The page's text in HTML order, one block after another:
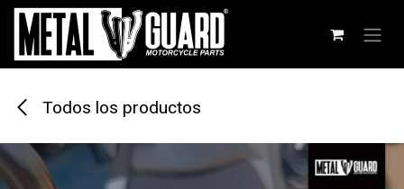
Ir al contenido
Todos los productos